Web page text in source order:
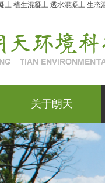
土 植生混凝土 透水混凝土 生态
关于朗天